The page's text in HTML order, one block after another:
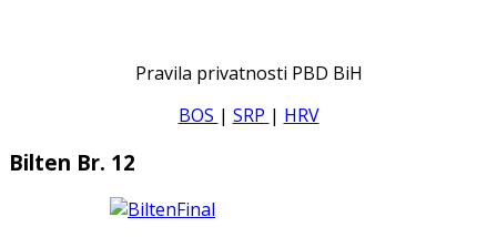
Pravila privatnosti PBD BiH
BOS | SRP | HRV
Bilten Br. 12